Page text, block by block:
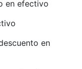
en efectivo
en